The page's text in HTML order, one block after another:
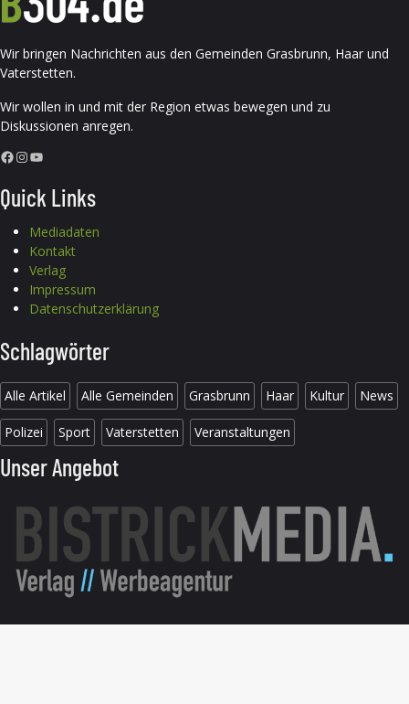
Wir bringen Nachrichten aus den Gemeinden Grasbrunn, Haar und
Vaterstetten.
Wir wollen in und mit der Region etwas bewegen und zu
Diskussionen anregen.
Facebook InstagramYouTube
Quick Links
Mediadaten
Kontakt
Verlag
Impressum
Datenschutzerklärung
Schlagwörter
Alle Artikel Alle Gemeinden Grasbrunn Haar Kultur News
Polizei Sport Vaterstetten Veranstaltungen
Unser Angebot